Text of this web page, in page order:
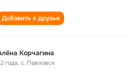
Добавить в друзья
Корчагина
года,с. Павловск